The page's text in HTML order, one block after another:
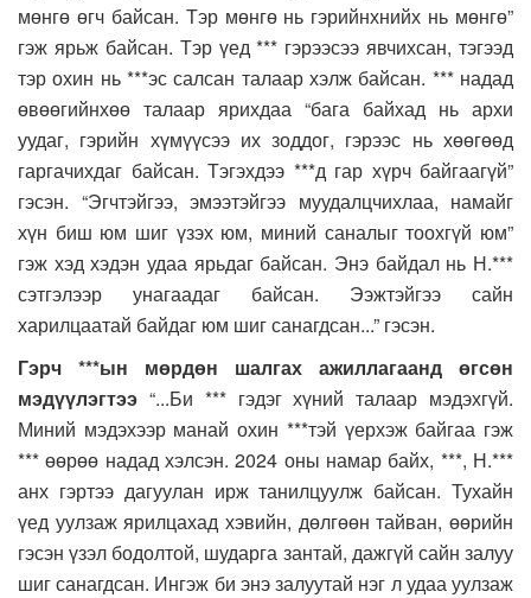
мөнгө өгч байсан. Тэр мөнгө нь гэрийнхнийх нь мөнгө”
гэж ярьж байсан. Тэр үед *** гэрээсээ явчихсан, тэгээд
тэр охин нь ***эс салсан талаар хэлж байсан. *** надад
өвөөгийнхөө талаар ярихдаа “бага байхад нь архи
уудаг, гэрийн хүмүүсээ их зоддог, гэрээс нь хөөгөөд
гаргачихдаг байсан. Тэгэхдээ ***д гар хүрч байгаагүй”
гэсэн. “Эгчтэйгээ, эмээтэйгээ муудалцчихлаа, намайг
хүн биш юм шиг үзэх юм, миний саналыг тоохгүй юм”
гэж хэд хэдэн удаа ярьдаг байсан. Энэ байдал нь Н.***
сэтгэлээр унагаадаг байсан. Ээжтэйгээ сайн
харилцаатай байдаг юм шиг санагдсан...” гэсэн.
Гэрч ***ын мөрдөн шалгах ажиллагаанд өгсөн
мэдүүлэгтээ “...Би *** гэдэг хүний талаар мэдэхгүй.
Миний мэдэхээр манай охин ***тэй үерхэж байгаа гэж
*** өөрөө надад хэлсэн. 2024 оны намар байх, ***, Н.***
анх гэртээ дагуулан ирж танилцуулж байсан. Тухайн
үед уулзаж ярилцахад хэвийн, дөлгөөн тайван, өөрийн
гэсэн үзэл бодолтой, шударга зантай, дажгүй сайн залуу
шиг санагдсан. Ингэж би энэ залуутай нэг л удаа уулзаж